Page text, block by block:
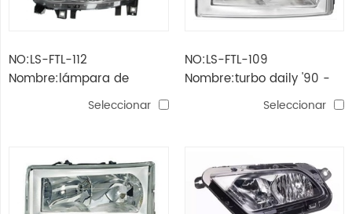
NO:LS-FTL-112
Nombre:lámpara de
cabeza ducato 2014-2016
Seleccionar
NO:LS-FTL-109
Nombre:turbo daily '90 -
'00 faro eléctricoSeleccionar